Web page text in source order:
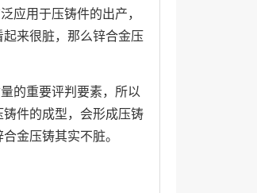
应用于压铸件的出产，
来很脏，那么锌合金压
的重要评判要素，所以
件的成型，会形成压铸
金压铸其实不脏。